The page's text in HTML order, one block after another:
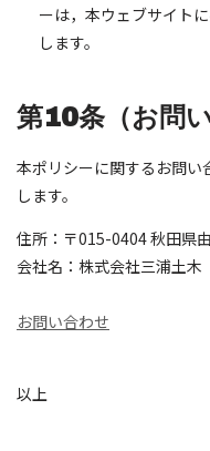
ーは，本ウェブサイト
します。
第10条（お問
本ポリシーに関するお問い
します。
住所：〒015-0404 秋田県
会社名：株式会社三浦土木
お問い合わせ
以上